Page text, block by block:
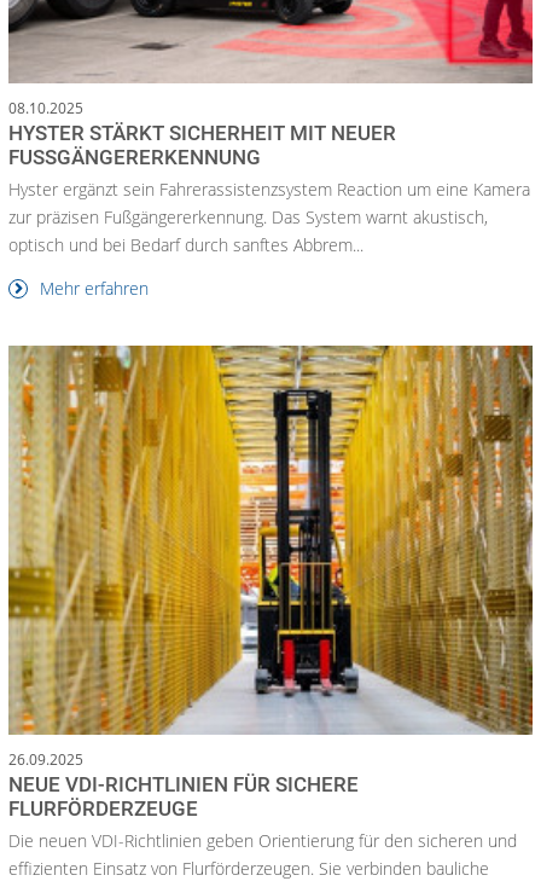
08.10.2025
HYSTER STÄRKT SICHERHEIT MIT NEUER
FUSSGÄNGERERKENNUNG
Hyster ergänzt sein Fahrerassistenzsystem Reaction um eine Kamera
zur präzisen Fußgängererkennung. Das System warnt akustisch,
optisch und bei Bedarf durch sanftes Abbrem...
Mehr erfahren
26.09.2025
NEUE VDI-RICHTLINIEN FÜR SICHERE
FLURFÖRDERZEUGE
Die neuen VDI-Richtlinien geben Orientierung für den sicheren und
effizienten Einsatz von Flurförderzeugen. Sie verbinden bauliche